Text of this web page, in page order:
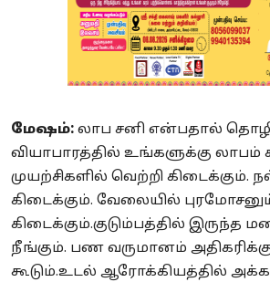
மேஷம்: லாப சனி என்பதால்
வியாபாரத்தில் உங்களுக்கு லாபம்
முயற்சிகளில் வெற்றி கிடைக்கும்.
கிடைக்கும். வேலையில்
கிடைக்கும்.குடும்பத்தில் இருந்த
நீங்கும். பண வருமானம்
கூடும்.உடல் ஆரோக்கியத்தில்